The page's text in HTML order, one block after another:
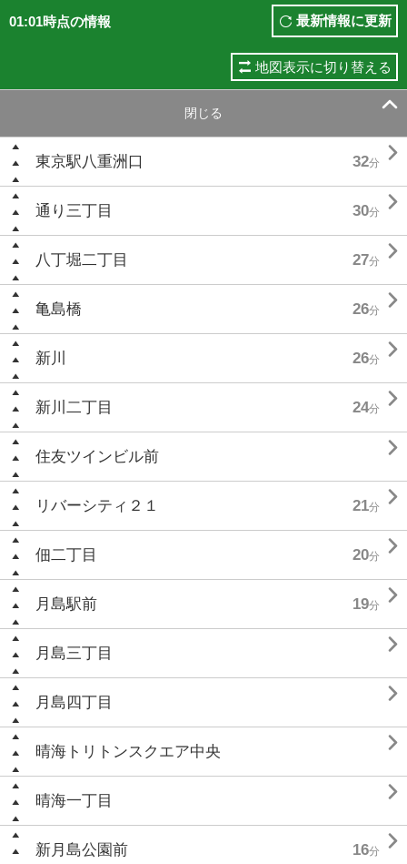
01:01時点の情報 最新情報に更新
地図表示に切り替える
閉じる 
東京駅八重洲口 32分 
通り三丁目 30分 
八丁堀二丁目 27分 
亀島橋 26分 
新川 26分 
新川二丁目 24分 
住友ツインビル前 
リバーシティ２１ 21分 
佃二丁目 20分 
月島駅前 19分 
月島三丁目 
月島四丁目 
晴海トリトンスクエア中央 
晴海一丁目 
新月島公園前 16分 